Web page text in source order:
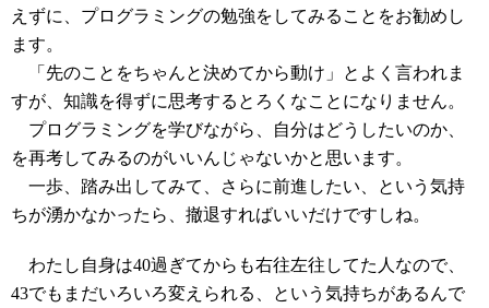
えずに、プログラミングの勉強をしてみることをお勧めし
ます。
「先のことをちゃんと決めてから動け」とよく言われま
すが、知識を得ずに思考するとろくなことになりません。
プログラミングを学びながら、自分はどうしたいのか、
を再考してみるのがいいんじゃないかと思います。
一歩、踏み出してみて、さらに前進したい、という気持
ちが湧かなかったら、撤退すればいいだけですしね。
わたし自身は40過ぎてからも右往左往してた人なので、
43でもまだいろいろ変えられる、という気持ちがあるんで